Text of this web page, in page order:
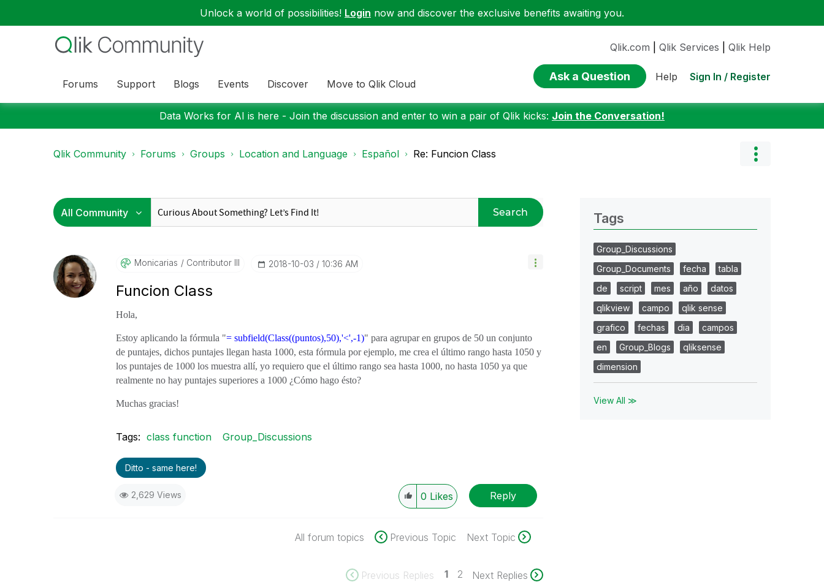
Unlock a world of possibilities! Login now and discover the exclusive benefits awaiting you.
Forums Support Blogs Events Discover Move to Qlik Cloud
Qlik.com Qlik Services Qlik Help
Ask a Question Help Sign In / Register
Data Works for AI is here - Join the discussion and enter to win a pair of Qlik kicks: Join the Conversation!
Qlik Community Forums Groups Location and Language Español Re: Funcion Class
Search
Monicarias Contributor III ‎2018-10-03 10:36 AM
Funcion Class
Hola,
Estoy aplicando la fórmula "= subfield(Class((puntos),50),'<',-1)" para agrupar en grupos de 50 un conjunto
de puntajes, dichos puntajes llegan hasta 1000, esta fórmula por ejemplo, me crea el último rango hasta 1050 y
los puntajes de 1000 los muestra allí, yo requiero que el último rango sea hasta 1000, no hasta 1050 ya que
realmente no hay puntajes superiores a 1000 ¿Cómo hago ésto?
Muchas gracias!
Tags: class function Group_Discussions
Ditto - same here!
2,629 Views 0 Likes Reply
All forum topics Previous Topic Next Topic
Previous Replies 1 2 Next Replies
Tags
Group_Discussions
Group_Documents
fecha
tabla
de
script mes año
datos
qlikview
campo
qlik sense
grafico
fechas dia
campos
en
Group_Blogs
qliksense
dimension
View All ≫